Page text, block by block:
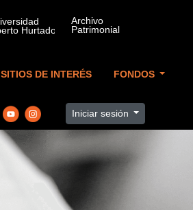
SITIOS DE INTERÉS FONDOS
Iniciar sesión